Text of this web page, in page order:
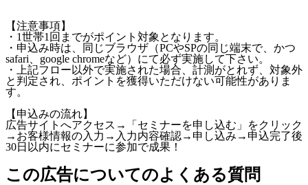
【注意事項】
・1世帯1回までがポイント対象となります。
・申込み時は、同じブラウザ（PCやSPの同じ端末で、かつ
safari、google chromeなど）にて必ず実施して下さい。
・上記フロー以外で実施された場合、計測がとれず、対象外
と判定され、ポイントを獲得いただけない可能性がありま
す。
【申込みの流れ】
広告サイトへアクセス→「セミナーを申し込む」をクリック
→お客様情報の入力→入力内容確認→申し込み→申込完了後
30日以内にセミナーに参加で成果！
この広告についてのよくある質問